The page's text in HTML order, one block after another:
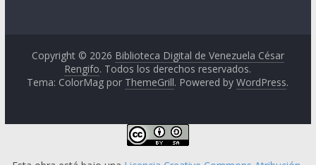
Copyright © 2026 Biblioteca Digital de Venezuela César
Rengifo. Todos los derechos reservados.
Tema: ColorMag por ThemeGrill. Powered byWordPress.